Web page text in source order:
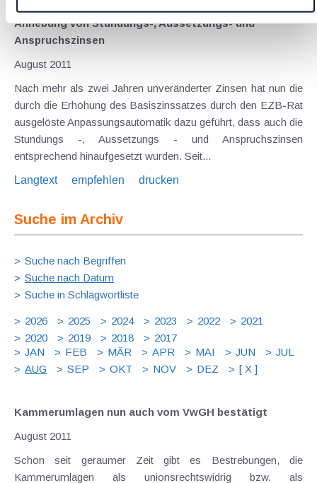
Anhebung von Stundungs-, Aussetzungs- und
Anspruchszinsen
August 2011
Nach mehr als zwei Jahren unveränderter Zinsen hat nun die
durch die Erhöhung des Basiszinssatzes durch den EZB-Rat
ausgelöste Anpassungsautomatik dazu geführt, dass auch die
Stundungs -, Aussetzungs - und Anspruchszinsen
entsprechend hinaufgesetzt wurden. Seit...
Langtext
empfehlen drucken
Suche im Archiv
Suche nach Begriffen
Suche nach Datum
Suche in Schlagwortliste
2026 2025 2024 2023 2022
2021
2020
2019 2018
2017
JAN
FEB MÄR APR MAI JUN
JUL
AUG
SEP OKT NOV DEZ [ X ]
Kammerumlagen nun auch vom VwGH bestätigt
August 2011
Schon seit geraumer Zeit gibt es Bestrebungen, die
Kammerumlagen als unionsrechtswidrig bzw. als